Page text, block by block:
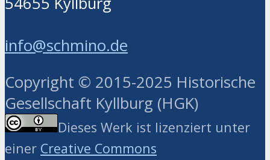
info@schmino.de
Copyright © 2015-2025 Historische
Gesellschaft Kyllburg (HGK)
Dieses Werk ist lizenziert unter
einer Creative Commons